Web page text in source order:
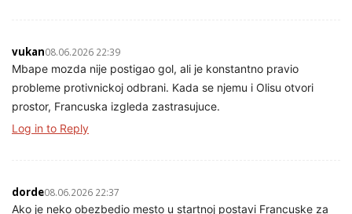
vukan08.06.2026 22:39
Mbape mozda nije postigao gol, ali je konstantno pravio
probleme protivnickoj odbrani. Kada se njemu i Olisu otvori
prostor, Francuska izgleda zastrasujuce.
Log in to Reply
dorde08.06.2026 22:37
Ako je neko obezbedio mesto u startnoj postavi Francuske za